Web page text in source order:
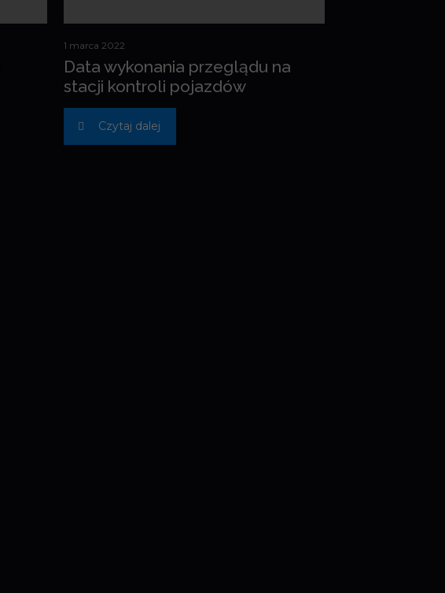
1 marca 2022
Data wykonania przeglądu na
stacji kontroli pojazdów
Czytaj dalej